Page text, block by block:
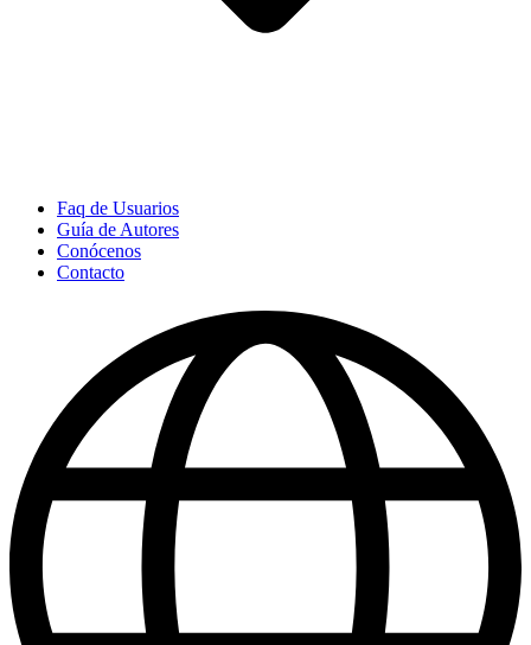
Faq de Usuarios
Guía de Autores
Conócenos
Contacto